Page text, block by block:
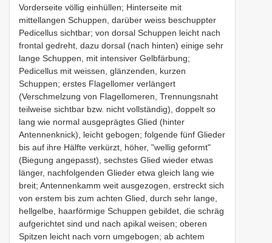
Vorderseite völlig einhüllen; Hinterseite mit
mittellangen Schuppen, darüber weiss beschuppter
Pedicellus sichtbar; von dorsal Schuppen leicht nach
frontal gedreht, dazu dorsal (nach hinten) einige sehr
lange Schuppen, mit intensiver Gelbfärbung;
Pedicellus mit weissen, glänzenden, kurzen
Schuppen; erstes Flagellomer verlängert
(Verschmelzung von Flagellomeren, Trennungsnaht
teilweise sichtbar bzw. nicht vollständig), doppelt so
lang wie normal ausgeprägtes Glied (hinter
Antennenknick), leicht gebogen; folgende fünf Glieder
bis auf ihre Hälfte verkürzt, höher, "wellig geformt"
(Biegung angepasst), sechstes Glied wieder etwas
länger, nachfolgenden Glieder etwa gleich lang wie
breit; Antennenkamm weit ausgezogen, erstreckt sich
von erstem bis zum achten Glied, durch sehr lange,
hellgelbe, haarförmige Schuppen gebildet, die schräg
aufgerichtet sind und nach apikal weisen; oberen
Spitzen leicht nach vorn umgebogen; ab achtem